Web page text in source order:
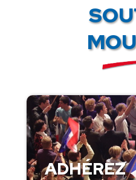
ADHÉREZ